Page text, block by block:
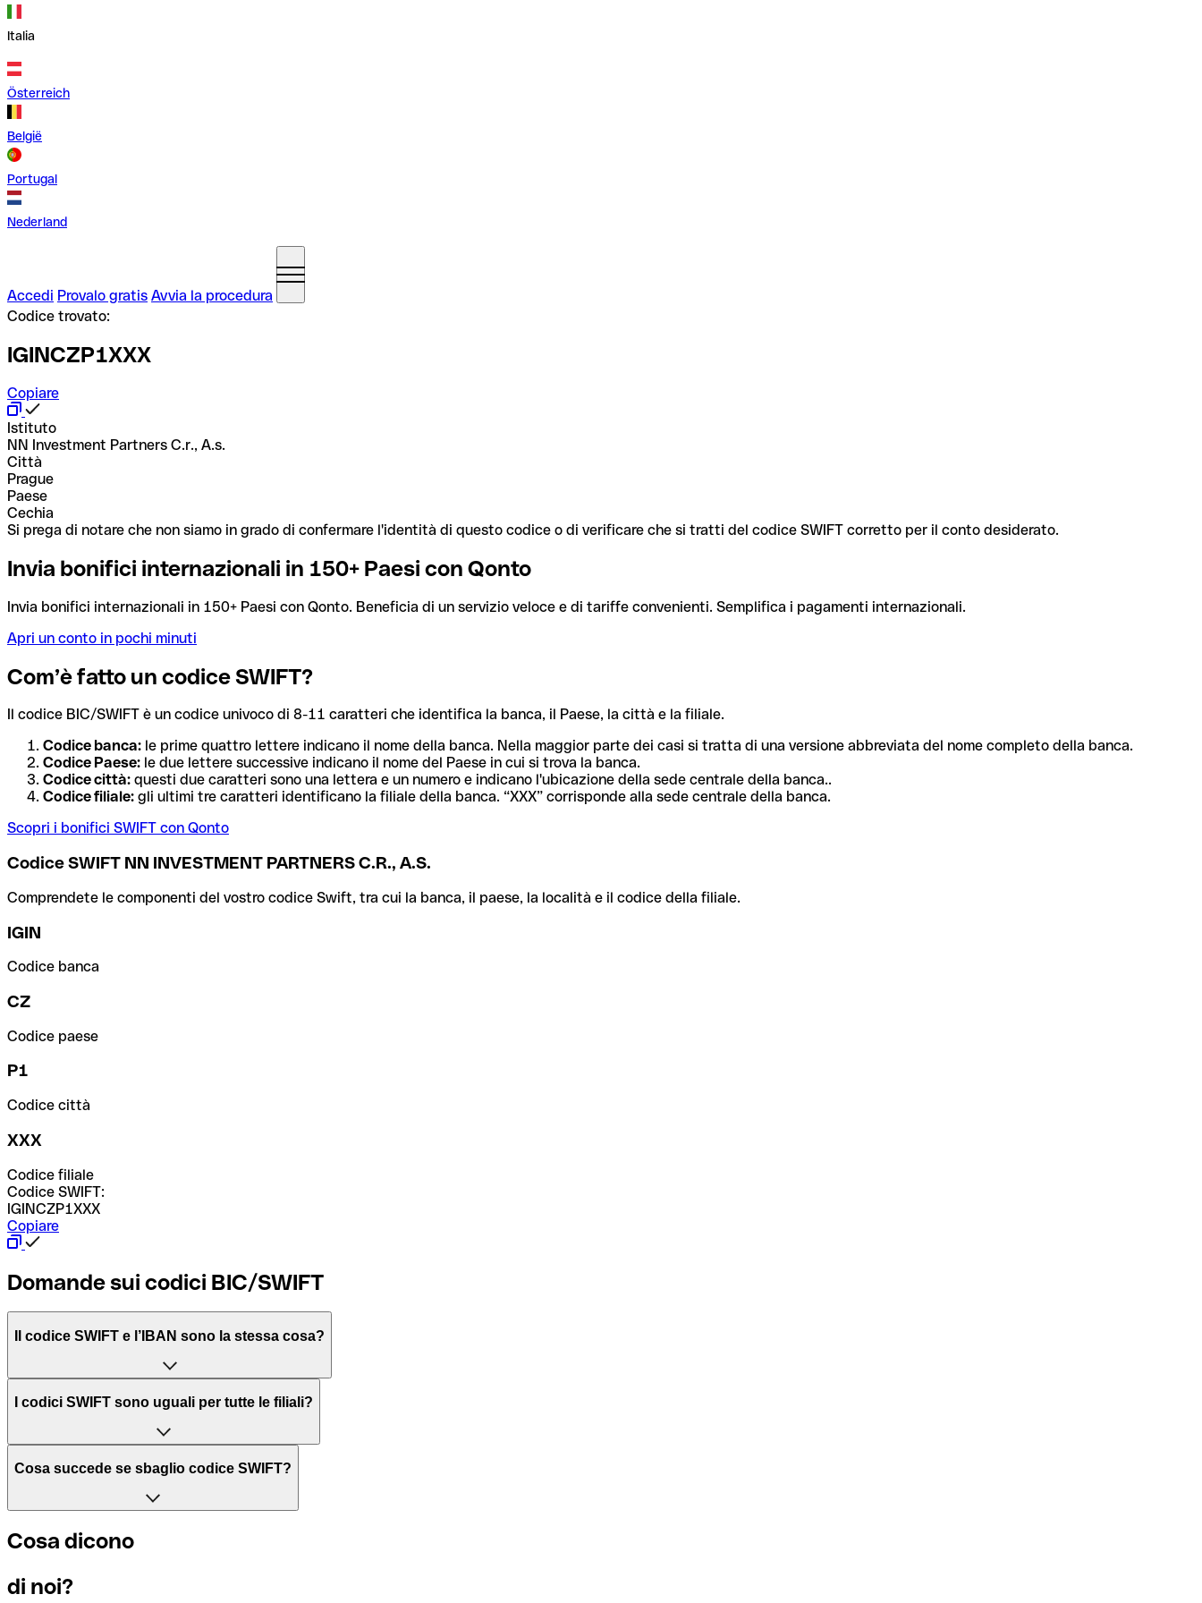
Italia
Österreich
België
Portugal
Nederland
Accedi Provalo gratis Avvia la procedura
Codice trovato:
IGINCZP1XXX
Copiare
Istituto
NN Investment Partners C.r., A.s.
Città
Prague
Paese
Cechia
Si prega di notare che non siamo in grado di confermare l'identità di questo codice o di verificare che si tratti del codice SWIFT corretto per il conto desiderato.
Invia bonifici internazionali in 150+ Paesi con Qonto
Invia bonifici internazionali in 150+ Paesi con Qonto. Beneficia di un servizio veloce e di tariffe convenienti. Semplifica i pagamenti internazionali.
Apri un conto in pochi minuti
Com’è fatto un codice SWIFT?
Il codice BIC/SWIFT è un codice univoco di 8-11 caratteri che identifica la banca, il Paese, la città e la filiale.
Codice banca: le prime quattro lettere indicano il nome della banca. Nella maggior parte dei casi si tratta di una versione abbreviata del nome completo della banca.
Codice Paese: le due lettere successive indicano il nome del Paese in cui si trova la banca.
Codice città: questi due caratteri sono una lettera e un numero e indicano l'ubicazione della sede centrale della banca..
Codice filiale: gli ultimi tre caratteri identificano la filiale della banca. “XXX” corrisponde alla sede centrale della banca.
Scopri i bonifici SWIFT con Qonto
Codice SWIFT NN INVESTMENT PARTNERS C.R., A.S.
Comprendete le componenti del vostro codice Swift, tra cui la banca, il paese, la località e il codice della filiale.
IGIN
Codice banca
CZ
Codice paese
P1
Codice città
XXX
Codice filiale
Codice SWIFT:
IGINCZP1XXX
Copiare
Domande sui codici BIC/SWIFT
Il codice SWIFT e l’IBAN sono la stessa cosa?
L'acronimo SWIFT sta per “Society for Worldwide Interbank Financial Telecommunication”, una rete globale per l’elaborazione dei pagamenti tra diversi Paesi.
Il BIC, invece, sta per “Bank Identifier Code” ed è una sequenza di caratteri necessaria per indirizzare un bonifico internazionale.
I codici SWIFT sono uguali per tutte le filiali?
Dipende dalle banche. In alcuni casi le banche utilizzano lo stesso codice SWIFT per filiali diverse. In altri casi, le banche preferiscono avere un codice SWIFT dedicato per ogni
Per sapere a quale filiale fa riferimento un codice SWIFT, è necessario controllare le ultime cifre. Se il codice termina con XXX, significa che è il codice SWIFT della sede centrale.
Cosa succede se sbaglio codice SWIFT?
Se per caso invii un pagamento a un codice SWIFT esistente ma sbagliato, la banca ricevente deve segnalare che non gestisce il conto del destinatario e stornare il pagamento.
Se ti accorgi di aver usato un codice SWIFT sbagliato, contatta immediatamente la tua banca e chiedi di annullare la transazione.
Cosa dicono
di noi?